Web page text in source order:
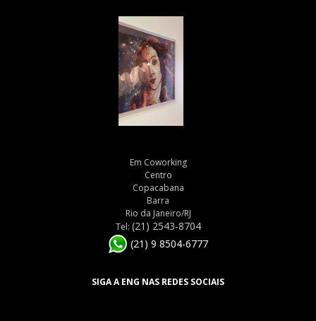
Em Coworking
Centro
Copacabana
Barra
Rio da Janeiro/RJ
Tel: (21) 2543-8704
(21) 9 8504-6777
SIGA A ENG NAS REDES SOCIAIS